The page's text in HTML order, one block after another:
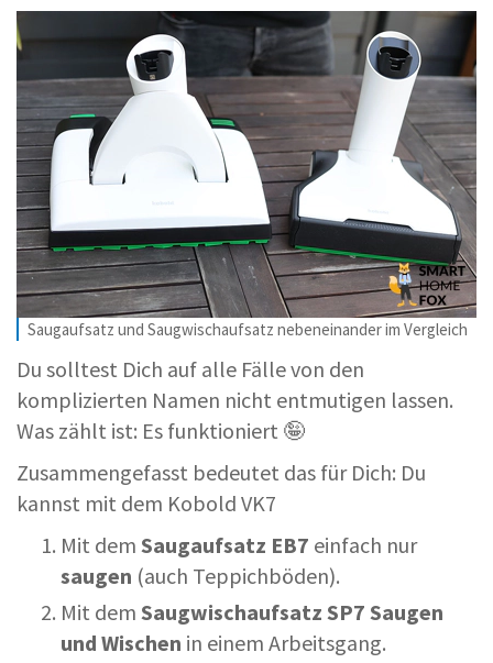
Saugaufsatz und Saugwischaufsatz nebeneinander im Vergleich
Du solltest Dich auf alle Fälle von den
komplizierten Namen nicht entmutigen lassen.
Was zählt ist: Es funktioniert 🤪
Zusammengefasst bedeutet das für Dich: Du
kannst mit dem Kobold VK7
Mit dem Saugaufsatz EB7 einfach nur
saugen (auch Teppichböden).
Mit dem Saugwischaufsatz SP7 Saugen
und Wischen in einem Arbeitsgang.